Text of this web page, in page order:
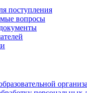
поступления
вопросы